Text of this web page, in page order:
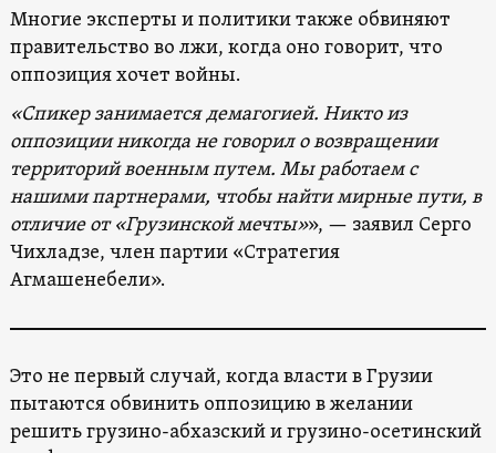
Многие эксперты и политики также обвиняют
правительство во лжи, когда оно говорит, что
оппозиция хочет войны.
«Спикер занимается демагогией. Никто из
оппозиции никогда не говорил о возвращении
территорий военным путем. Мы работаем с
нашими партнерами, чтобы найти мирные пути, в
отличие от «Грузинской мечты»», — заявил Серго
Чихладзе, член партии «Стратегия
Агмашенебели».
Это не первый случай, когда власти в Грузии
пытаются обвинить оппозицию в желании
решить грузино-абхазский и грузино-осетинский